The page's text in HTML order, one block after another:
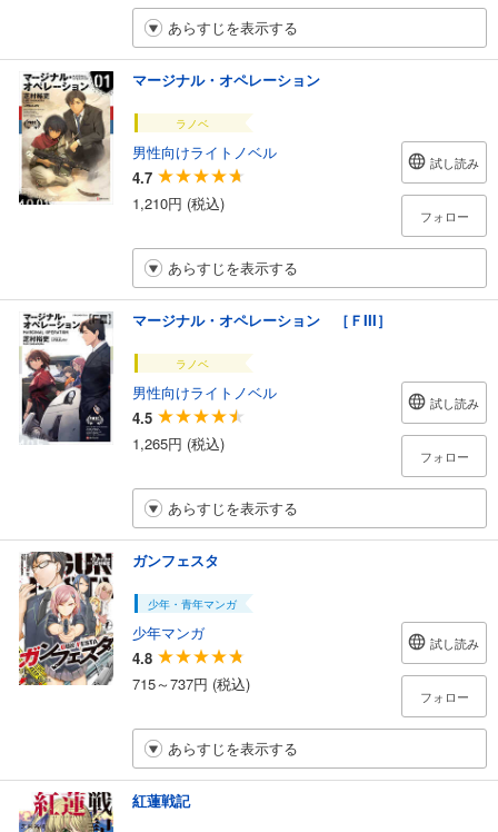
あらすじを表示する
マージナル・オペレーション
ラノベ
男性向けライトノベル
4.7
1,210円 (税込)
試し読み
フォロー
あらすじを表示する
マージナル・オペレーション ［ＦIII］
ラノベ
男性向けライトノベル
4.5
1,265円 (税込)
試し読み
フォロー
あらすじを表示する
ガンフェスタ
少年・青年マンガ
少年マンガ
4.8
715～737円 (税込)
試し読み
フォロー
あらすじを表示する
紅蓮戦記